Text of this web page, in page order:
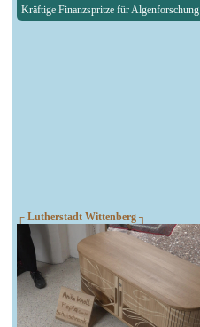
Kräftige Finanzspritze für Algenforschung
┌ Lutherstadt Wittenberg ┐